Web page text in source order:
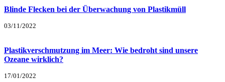
Blinde Flecken bei der Überwachung von Plastikmüll
03/11/2022
Plastikverschmutzung im Meer: Wie bedroht sind unsere
Ozeane wirklich?
17/01/2022